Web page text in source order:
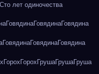
лет одиночества
ГовядинаГовядинаГовядина
ГовядинаГовядинаГовядина
Горох Горох ГрушаГрушаГруша